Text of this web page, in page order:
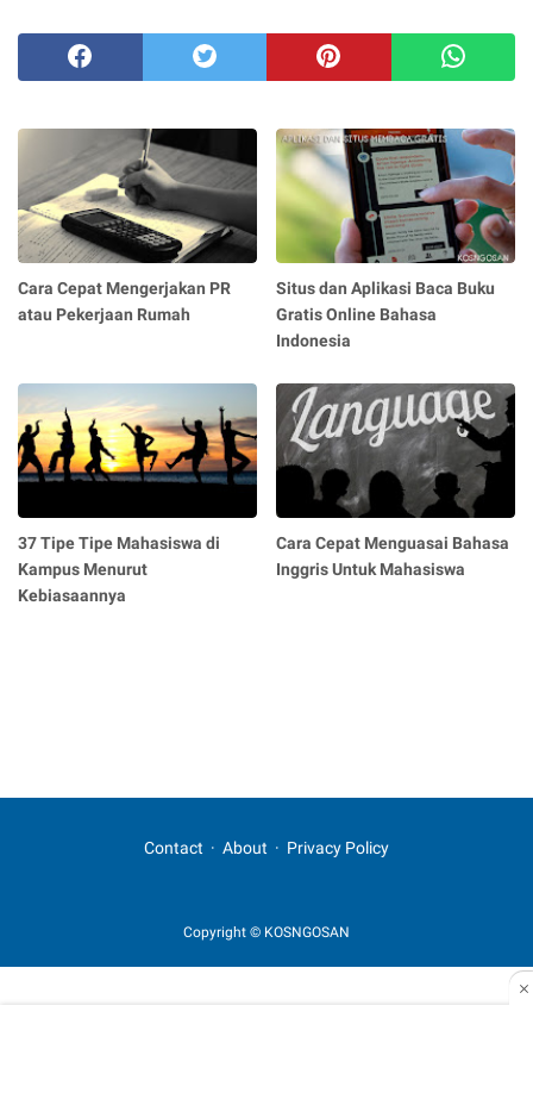
Cara Cepat Mengerjakan PR
atau Pekerjaan Rumah
Situs dan Aplikasi Baca Buku
Gratis Online Bahasa
Indonesia
37 Tipe Tipe Mahasiswa di
Kampus Menurut
Kebiasaannya
Cara Cepat Menguasai Bahasa
Inggris Untuk Mahasiswa
Contact About Privacy Policy
Copyright © KOSNGOSAN